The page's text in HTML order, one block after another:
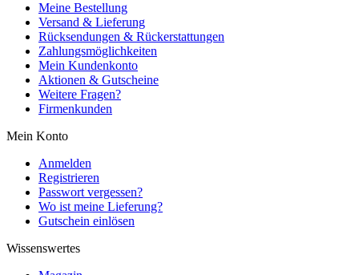
Meine Bestellung
Versand & Lieferung
Rücksendungen & Rückerstattungen
Zahlungsmöglichkeiten
Mein Kundenkonto
Aktionen & Gutscheine
Weitere Fragen?
Firmenkunden
Mein Konto
Anmelden
Registrieren
Passwort vergessen?
Wo ist meine Lieferung?
Gutschein einlösen
Wissenswertes